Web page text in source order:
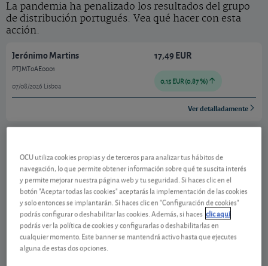
La pandemia ha penalizado los resultados del grupo
de distribución portugués. Vea qué hacer con esta
acción.
Jerónimo Martins
PTJMT0AE0001
07/08/2026 Lisboa
17,49 EUR
0,15 EUR (0,87 %)
Ver detalladamente
El beneficio por acción del primer semestre del año
se situó en 0,17 euros, lo que supone unacaída del
36%comparado con el mismo período del año
pasado. Por su parte, el beneficio operativo
EBITDA) empeoró un 4,9%. A este mal resultado
contribuyó principalmente la reducción delvolumen
OCU utiliza cookies propias y de terceros para analizar tus hábitos de
navegación, lo que permite obtener información sobre qué te suscita interés
y permite mejorar nuestra página web y tu seguridad. Si haces clic en el
botón "Aceptar todas las cookies" aceptarás la implementación de las cookies
y solo entonces se implantarán. Si haces clic en "Configuración de cookies"
podrás configurar o deshabilitar las cookies. Además, si haces clic aquí
podrás ver la política de cookies y configurarlas o deshabilitarlas en
cualquier momento. Este banner se mantendrá activo hasta que ejecutes
alguna de estas dos opciones.